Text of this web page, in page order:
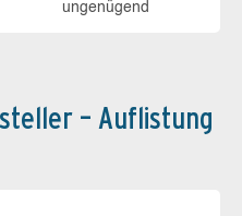
un­ge­nü­gend
– Auflistung